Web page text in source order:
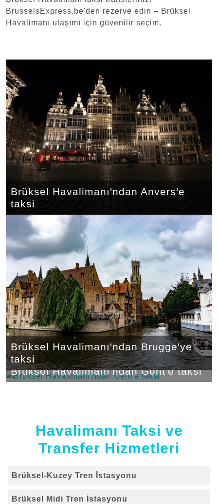
BrusselsExpress.be'den rezerve edin – Brüksel
Havalimanı ulaşımı için güvenilir seçim.
Brüksel Havalimanı'ndan Anvers'e
taksi
Brüksel Havalimanı'ndan Brugge'ye
taksi
Brüksel Havalimanı'ndan Gent'e taksi
Havalimanı Taksi ve
Transfer Hizmetleri
Brüksel-Kuzey Tren İstasyonu
Brüksel Midi Tren İstasyonu